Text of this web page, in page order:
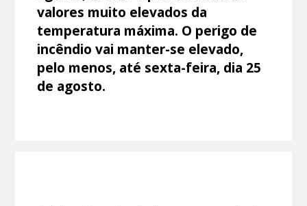
valores muito elevados da
temperatura máxima. O perigo de
incêndio vai manter-se elevado,
pelo menos, até sexta-feira, dia 25
de agosto.